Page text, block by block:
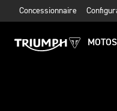
Concessionnaire
MOTOS